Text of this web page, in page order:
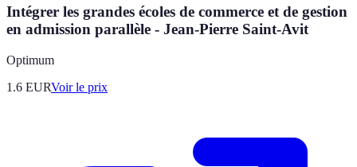
Intégrer les grandes écoles de commerce et de gestion
en admission parallèle - Jean-Pierre Saint-Avit
Optimum
1.6 EURVoir le prix